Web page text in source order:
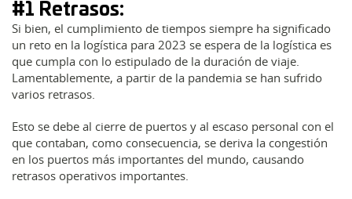
#1 Retrasos:
Si bien, el cumplimiento de tiempos siempre ha significado
un reto en la logística para 2023 se espera de la logística es
que cumpla con lo estipulado de la duración de viaje.
Lamentablemente, a partir de la pandemia se han sufrido
varios retrasos.
Esto se debe al cierre de puertos y al escaso personal con el
que contaban, como consecuencia, se deriva la congestión
en los puertos más importantes del mundo, causando
retrasos operativos importantes.